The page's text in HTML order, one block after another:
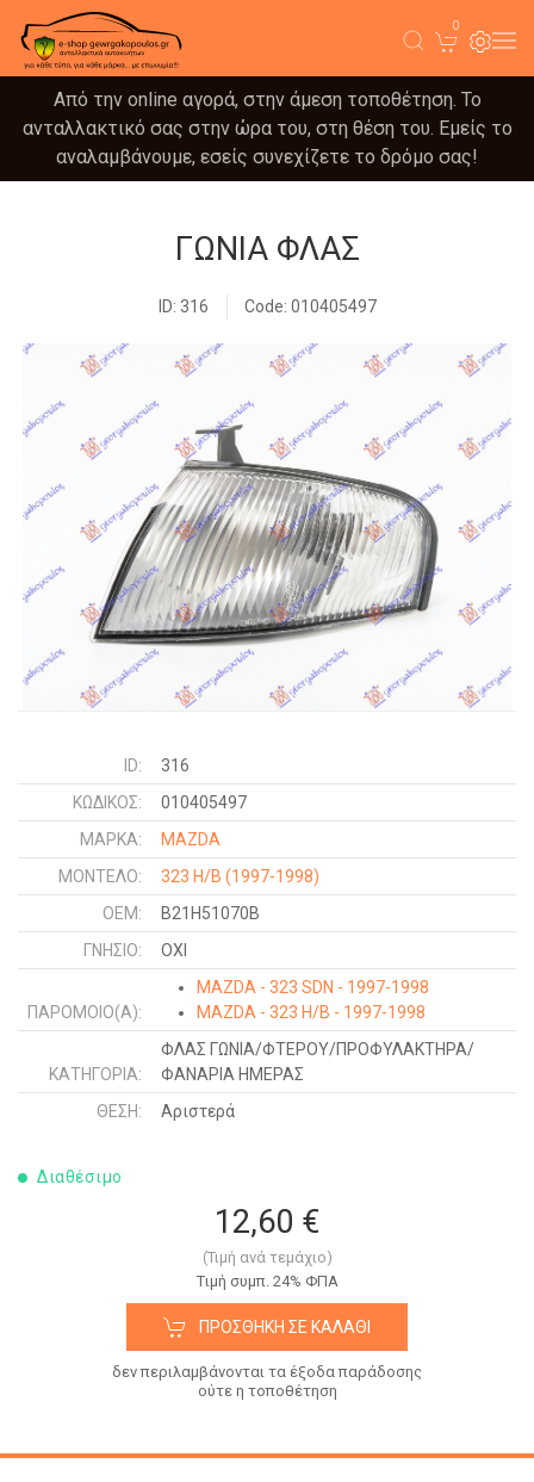
0
Από την online αγορά, στην άμεση τοποθέτηση. Το
ανταλλακτικό σας στην ώρα του, στη θέση του. Εμείς το
αναλαμβάνουμε, εσείς συνεχίζετε το δρόμο σας!
ΓΩΝΙΑ ΦΛΑΣ
ID: 316 Code: 010405497
ID:
316
ΚΩΔΙΚΌΣ:
010405497
ΜΑΡΚΑ:
MAZDA
ΜΟΝΤΕΛΟ:
323 H/B (1997-1998)
OEM:
B21H51070B
ΓΝΉΣΙΟ:
ΟΧΙ
ΠΑΡΌΜΟΙΟ(Α):
MAZDA - 323 SDN - 1997-1998
MAZDA - 323 H/B - 1997-1998
ΚΑΤΗΓΟΡΊΑ:
ΦΛΑΣ ΓΩΝΙΑ/ΦΤΕΡΟΥ/ΠΡΟΦΥΛΑΚΤΗΡΑ/
ΦΑΝΑΡΙΑ ΗΜΕΡΑΣ
ΘΈΣΗ:
Αριστερά
Διαθέσιμο
12,60 €
(Τιμή ανά τεμάχιο)
Tιμή συμπ. 24% ΦΠΑ
ΠΡΟΣΘΉΚΗ ΣΕ ΚΑΛΆΘΙ
δεν περιλαμβάνονται τα έξοδα παράδοσης
ούτε η τοποθέτηση